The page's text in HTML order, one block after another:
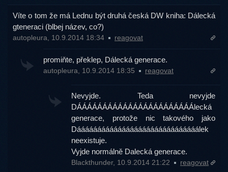
Víte o tom že má Lednu být druhá česká DW kniha: Dálecká
gteneraci (blbej název, co?)
autopleura, 10.9.2014 18:34 reagovat
promiňte, překlep, Dálecká generace.
autopleura, 10.9.2014 18:35 reagovat
Nevyjde. Teda nevyjde
DÁÁÁÁÁÁÁÁÁÁÁÁÁÁÁÁÁÁÁÁÁÁÁlecká
generace, protože nic takového jako
Dáááááááááááááááááááááááááááááálek
neexistuje.
Vyjde normálně Dalecká generace.
Blackthunder, 10.9.2014 21:22 reagovat